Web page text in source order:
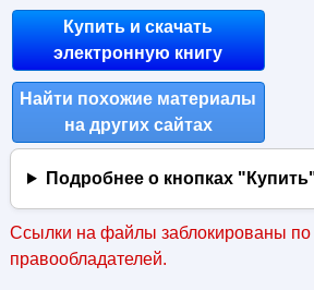
Купить и скачать
электронную книгу
Найти похожие материалы
на других сайтах
Подробнее о кнопках
Ссылки на файлы заблокированы по
правообладателей.